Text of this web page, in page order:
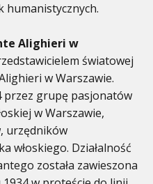
humanistycznych.
Alighieri w
światowej
w Warszawie.
przez grupę pasjonatów
w Warszawie,
urzędników
włoskiego. Działalność
została zawieszona